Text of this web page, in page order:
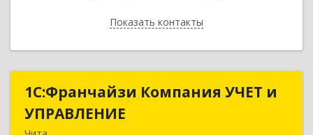
Показать контакты
Назад
1С:Франчайзи Компания УЧЕТ и
УПРАВЛЕНИЕ
1С:Франчайзи Компания УЧЕТ и